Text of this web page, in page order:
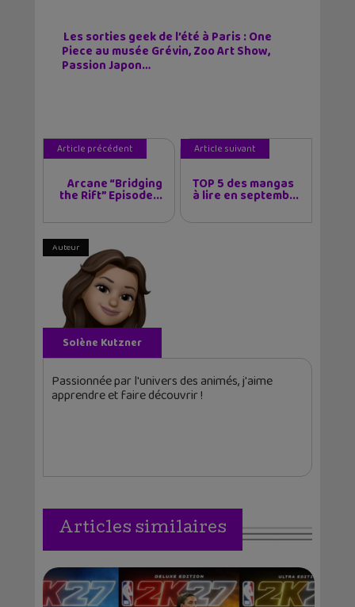
Les sorties geek de l’été à Paris : One
Piece au musée Grévin, Zoo Art Show,
Passion Japon…
Article précédent
Arcane “Bridging
the Rift” Episode...
Article suivant
TOP 5 des mangas
à lire en septemb...
Auteur
Solène Kutzner
Passionnée par l'univers des animés, j'aime
apprendre et faire découvrir !
Articles similaires